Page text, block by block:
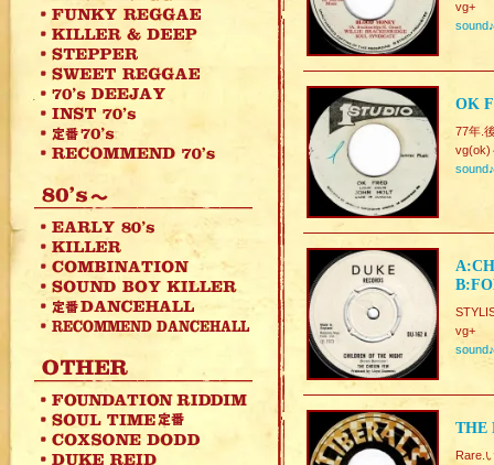
vg+
sound♪
OK
77年.
vg(ok)
sound♪
vg+
sound♪
THE
Rare.